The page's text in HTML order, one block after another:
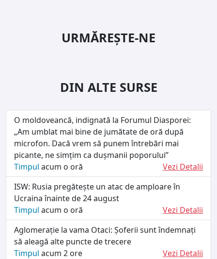
URMĂREȘTE-NE
DIN ALTE SURSE
O moldoveancă, indignată la Forumul Diasporei:
„Am umblat mai bine de jumătate de oră după
microfon. Dacă vrem să punem întrebări mai
picante, ne simțim ca dușmanii poporului”
Timpul acum o oră
Vezi Detalii
ISW: Rusia pregătește un atac de amploare în
Ucraina înainte de 24 august
Timpul acum o oră
Vezi Detalii
Aglomerație la vama Otaci: Șoferii sunt îndemnați
să aleagă alte puncte de trecere
Timpul acum 2 ore
Vezi Detalii